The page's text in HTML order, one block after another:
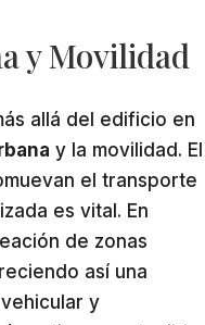
y Movilidad
allá del edificio en
y la movilidad. El
el transporte
es vital. En
de zonas
así una
y